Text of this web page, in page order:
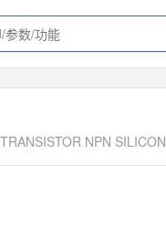
NPN SILICON